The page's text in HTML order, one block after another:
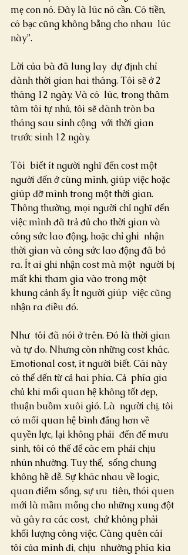
mẹ con nó. Đây là lúc nó cần. Có tiền,
có bạc cũng không bằng cho nhau  lúc
này”.
Lời của bà đã lung lay  dự định chỉ
dành thời gian hai tháng. Tôi sẽ ở 2
tháng 12 ngày. Và có  lúc, trong thâm
tâm tôi tự nhủ, tôi sẽ dành tròn ba
tháng sau sinh cộng  với thời gian
trước sinh 12 ngày.
Tôi  biết ít người nghĩ đến cost một
người đến ở cùng mình, giúp việc hoặc
giúp đỡ mình trong một thời gian.
Thông thường, mọi người chỉ nghĩ đến
việc mình đã trả đủ cho thời gian và
công sức lao động, hoặc chỉ ghi  nhận
thời gian và công sức lao động đã bỏ
ra. Ít ai ghi nhận cost mà một  người bị
mất khi tham gia vào trong một
khung cảnh ấy. Ít người giúp  việc cũng
nhận ra điều đó.
Như  tôi đã nói ở trên. Đó là thời gian
và tự do. Nhưng còn những cost khác.
Emotional cost, ít người biết. Cái này
có thể đến từ cả hai phía. Cả  phía gia
chủ khi mối quan hệ không tốt đẹp,
thuận buồm xuôi gió. Là  người chị, tôi
có mối quan hệ bình đẳng hơn về
quyền lực, lại không phải  đến để mưu
sinh, tôi có thế để các em phải chịu
nhún nhường. Tuy thế,  sống chung
không hề dễ. Sự khác nhau về logic,
quan điểm sống, sự ưu  tiên, thói quen
mới là mầm mống cho những xung đột
và gây ra các cost,  chứ không phải
khối lượng công việc. Càng quên cái
tôi của mình đi, chịu  nhường phía kia